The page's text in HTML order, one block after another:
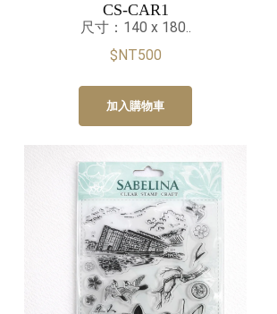
CS-CAR1
尺寸：140 x 180..
$NT500
加入購物車